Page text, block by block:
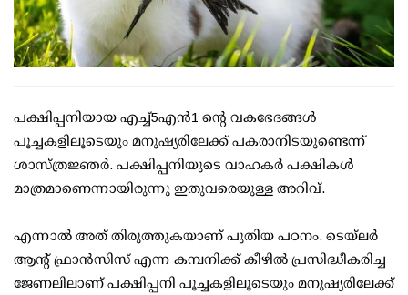
പക്ഷിപ്പനിയായ എച്ച്5എന്‍1 ന്റെ വകഭേദങ്ങള്‍
പൂച്ചകളിലൂടെയും മനുഷ്യരിലേക്ക് പകരാനിടയുണ്ടെന്ന്
ശാസ്ത്രജ്ഞര്‍. പക്ഷിപ്പനിയുടെ വാഹകര്‍ പക്ഷികള്‍
മാത്രമാണെന്നായിരുന്നു ഇതുവരെയുള്ള അറിവ്.
എന്നാല്‍ അത് തിരുത്തുകയാണ് പുതിയ പഠനം. ടെയ്ലര്‍
ആന്റ് ഫ്രാന്‍സിസ് എന്ന കമ്പനിക്ക് കീഴില്‍ പ്രസിദ്ധീകരിച്ച
ജേണലിലാണ് പക്ഷിപ്പനി പൂച്ചകളിലൂടെയും മനുഷ്യരിലേക്ക്